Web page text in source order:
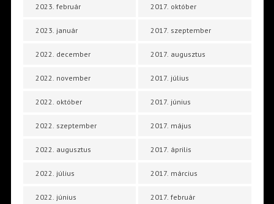
2023. február
2023. január
2022. december
2022. november
2022. október
2022. szeptember
2022. augusztus
2022. július
2022. június
2017. október
2017. szeptember
2017. augusztus
2017. július
2017. június
2017. május
2017. április
2017. március
2017. február